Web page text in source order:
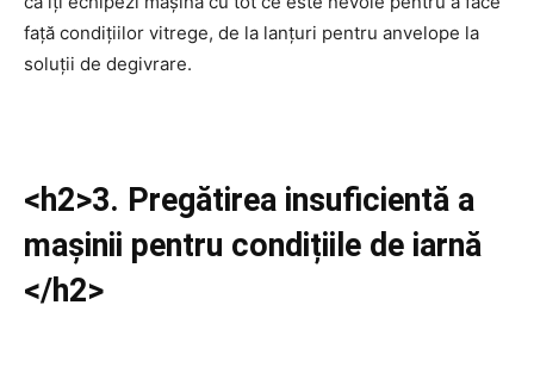
față condițiilor vitrege, de la lanțuri pentru anvelope la
soluții de degivrare.
<h2>3. Pregătirea insuficientă a
mașinii pentru condițiile de iarnă
</h2>